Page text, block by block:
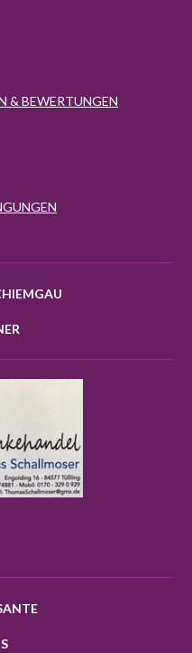
& BEWERTUNGEN